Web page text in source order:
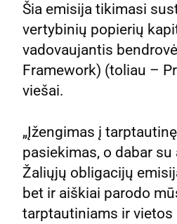
Šia emisija tikimasi
vertybinių popierių
vadovaujantis
Framework) (toliau –
viešai.
„Įžengimas į
pasiekimas, o dabar
Žaliųjų obligacijų
bet ir aiškiai parodo
tarptautiniams ir